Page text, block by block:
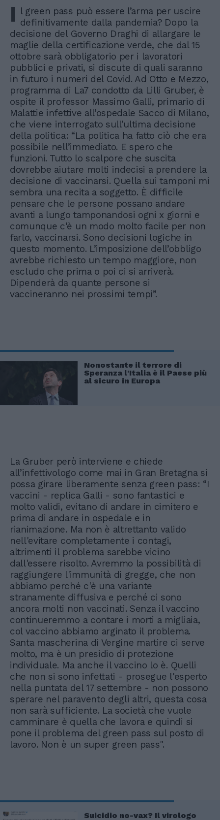
I l green pass può essere l’arma per uscire
definitivamente dalla pandemia? Dopo la
decisione del Governo Draghi di allargare le
maglie della certificazione verde, che dal 15
ottobre sarà obbligatorio per i lavoratori
pubblici e privati, si discute di quali saranno
in futuro i numeri del Covid. Ad Otto e Mezzo,
programma di La7 condotto da Lilli Gruber, è
ospite il professor Massimo Galli, primario di
Malattie infettive all’ospedale Sacco di Milano,
che viene interrogato sull’ultima decisione
della politica: “La politica ha fatto ciò che era
possibile nell’immediato. E spero che
funzioni. Tutto lo scalpore che suscita
dovrebbe aiutare molti indecisi a prendere la
decisione di vaccinarsi. Quella sui tamponi mi
sembra una recita a soggetto. È difficile
pensare che le persone possano andare
avanti a lungo tamponandosi ogni x giorni e
comunque c'è un modo molto facile per non
farlo, vaccinarsi. Sono decisioni logiche in
questo momento. L’imposizione dell’obbligo
avrebbe richiesto un tempo maggiore, non
escludo che prima o poi ci si arriverà.
Dipenderà da quante persone si
vaccineranno nei prossimi tempi”.
Nonostante il terrore di
Speranza l'Italia è il Paese più
al sicuro in Europa
La Gruber però interviene e chiede
all’infettivologo come mai in Gran Bretagna si
possa girare liberamente senza green pass: “I
vaccini - replica Galli - sono fantastici e
molto validi, evitano di andare in cimitero e
prima di andare in ospedale e in
rianimazione. Ma non è altrettanto valido
nell'evitare completamente i contagi,
altrimenti il problema sarebbe vicino
dall'essere risolto. Avremmo la possibilità di
raggiungere l'immunità di gregge, che non
abbiamo perché c'è una variante
stranamente diffusiva e perché ci sono
ancora molti non vaccinati. Senza il vaccino
continueremmo a contare i morti a migliaia,
col vaccino abbiamo arginato il problema.
Santa mascherina di Vergine martire ci serve
molto, ma è un presidio di protezione
individuale. Ma anche il vaccino lo è. Quelli
che non si sono infettati - prosegue l'esperto
nella puntata del 17 settembre - non possono
sperare nel paravento degli altri, questa cosa
non sarà sufficiente. La società che vuole
camminare è quella che lavora e quindi si
pone il problema del green pass sul posto di
lavoro. Non è un super green pass".
Suicidio no-vax? Il virologo